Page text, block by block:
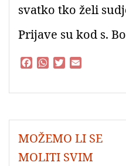
svatko tko želi
Prijave su kod s.
o
o
k
W
A
p
p
e
r
objava
MOŽEMO LI SE
MOLITI SVIM